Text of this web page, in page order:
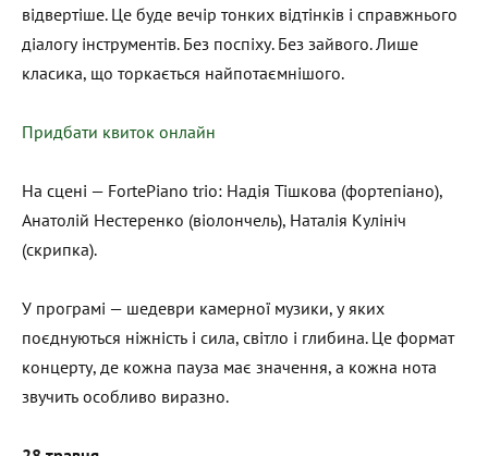
відвертіше. Це буде вечір тонких відтінків і справжнього
діалогу інструментів. Без поспіху. Без зайвого. Лише
класика, що торкається найпотаємнішого.
Придбати квиток онлайн
На сцені — FortePiano trio: Надія Тішкова (фортепіано),
Анатолій Нестеренко (віолончель), Наталія Кулініч
(скрипка).
У програмі — шедеври камерної музики, у яких
поєднуються ніжність і сила, світло і глибина. Це формат
концерту, де кожна пауза має значення, а кожна нота
звучить особливо виразно.